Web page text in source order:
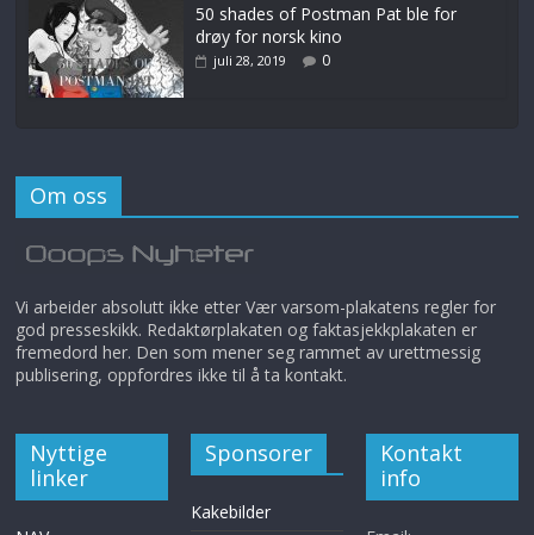
50 shades of Postman Pat ble for
drøy for norsk kino
juli 28, 2019 0
Om oss
Vi arbeider absolutt ikke etter Vær varsom-plakatens regler for
god presseskikk. Redaktørplakaten og faktasjekkplakaten er
fremedord her. Den som mener seg rammet av urettmessig
publisering, oppfordres ikke til å ta kontakt.
Nyttige
linker
Sponsorer
Kakebilder
Kontakt
info